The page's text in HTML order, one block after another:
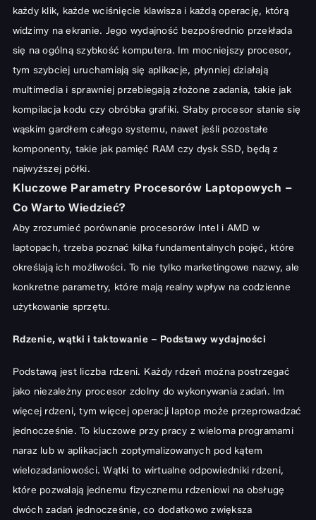
Procesory AMD Ryzen – Moc i wszechstronność
Ranking Procesorów Laptopowych pod Kątem Zastosowań
Procesory idealne do codziennego użytku i pracy biurowej
Procesory dla profesjonalistów – Grafika, wideo i inżynieria
Jak Wybrać Idealny Procesor do Twojego Laptopa?
Dopasowanie procesora do budżetu i potrzeb
Znaczenie innych komponentów (RAM, GPU, SSD)
każdy klik, każde wciśnięcie klawisza i każdą operację, którą
widzimy na ekranie. Jego wydajność bezpośrednio przekłada
się na ogólną szybkość komputera. Im mocniejszy procesor,
tym szybciej uruchamiają się aplikacje, płynniej działają
multimedia i sprawniej przebiegają złożone zadania, takie jak
kompilacja kodu czy obróbka grafiki. Słaby procesor stanie się
wąskim gardłem całego systemu, nawet jeśli pozostałe
komponenty, takie jak pamięć RAM czy dysk SSD, będą z
najwyższej półki.
Kluczowe Parametry Procesorów Laptopowych –
Co Warto Wiedzieć?
Aby zrozumieć porównanie procesorów Intel i AMD w
laptopach, trzeba poznać kilka fundamentalnych pojęć, które
określają ich możliwości. To nie tylko marketingowe nazwy, ale
konkretne parametry, które mają realny wpływ na codzienne
użytkowanie sprzętu.
Rdzenie, wątki i taktowanie – Podstawy wydajności
Podstawą jest liczba rdzeni. Każdy rdzeń można postrzegać
jako niezależny procesor zdolny do wykonywania zadań. Im
więcej rdzeni, tym więcej operacji laptop może przeprowadzać
jednocześnie. To kluczowe przy pracy z wieloma programami
naraz lub w aplikacjach zoptymalizowanych pod kątem
wielozadaniowości. Wątki to wirtualne odpowiedniki rdzeni,
które pozwalają jednemu fizycznemu rdzeniowi na obsługę
dwóch zadań jednocześnie, co dodatkowo zwiększa